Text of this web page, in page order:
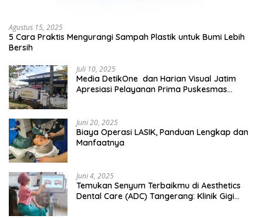
Agustus 15, 2025
5 Cara Praktis Mengurangi Sampah Plastik untuk Bumi Lebih
Bersih
Juli 10, 2025
Media DetikOne dan Harian Visual Jatim
Apresiasi Pelayanan Prima Puskesmas
Juni 20, 2025
Biaya Operasi LASIK, Panduan Lengkap dan
Manfaatnya
Juni 4, 2025
Temukan Senyum Terbaikmu di Aesthetics
Dental Care (ADC) Tangerang: Klinik Gigi